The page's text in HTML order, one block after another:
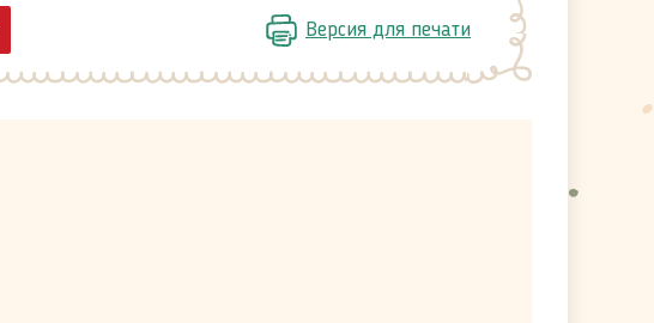
Версия для печати